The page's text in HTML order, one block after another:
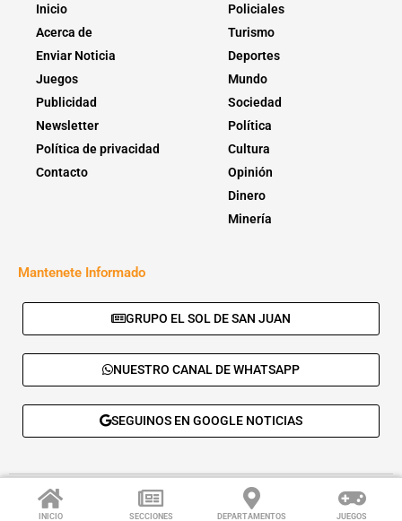
INICIO SECCIONES DEPARTAMENTOS JUEGOS
Inicio
Acerca de
Enviar Noticia
Juegos
Publicidad
Newsletter
Política de privacidad
Contacto
Policiales
Turismo
Deportes
Mundo
Sociedad
Política
Cultura
Opinión
Dinero
Minería
Mantenete Informado
GRUPO EL SOL DE SAN JUAN
NUESTRO CANAL DE WHATSAPP
SEGUINOS EN GOOGLE NOTICIAS
© 2026 - El Sol de San Juan. Todos los derechos reservados. |
Desarrolla:
Daskalos Solutions